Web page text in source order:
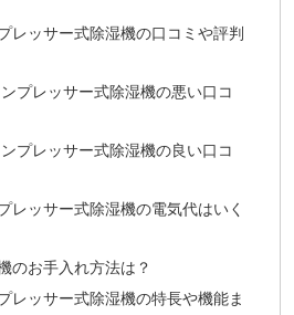
レッサー式除湿機の口コミや評判
プレッサー式除湿機の悪い口コ
プレッサー式除湿機の良い口コ
レッサー式除湿機の電気代はいく
のお手入れ方法は？
レッサー式除湿機の特長や機能ま